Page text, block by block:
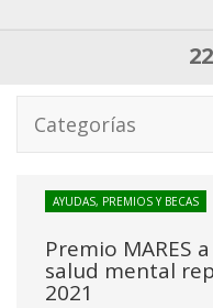
Categorías
AYUDAS, PREMIOS Y BECAS
Premio MARES
salud mental
2021